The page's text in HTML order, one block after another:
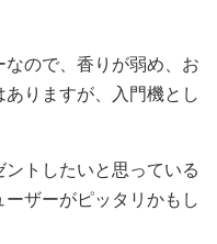
ので、香りが弱め、お
りますが、入門機とし
トしたいと思っている
ザーがピッタリかもし